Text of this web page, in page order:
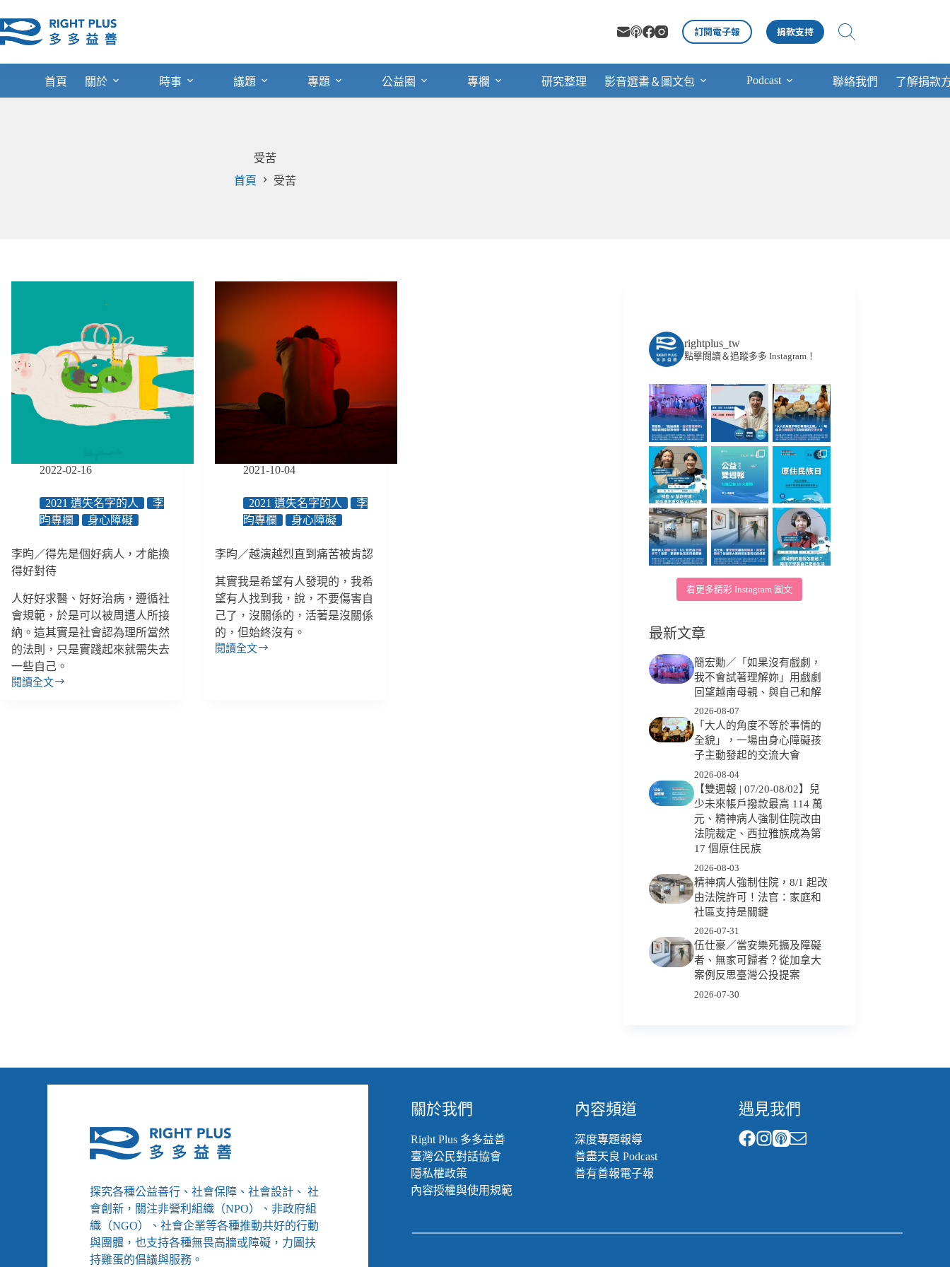
至
主
訂閱電子報 捐款支持
首頁 關於 時事 議題 專題 公益圈 專欄 研究整理 影音選書＆圖文包 Podcast 聯絡我們 了解捐款
受苦
首頁
受苦
2022-02-16
2021 遺失名字的人
李
昀專欄
身心障礙
李昀／得先是個好病人，才能換
得好對待
人好好求醫、好好治病，遵循社
會規範，於是可以被周遭人所接
納。這其實是社會認為理所當然
的法則，只是實踐起來就需失去
一些自己。
閱讀全文
李
2021-10-04
2021 遺失名字的人
李
昀專欄
身心障礙
李昀／越演越烈直到痛苦被肯認
其實我是希望有人發現的，我希
望有人找到我，說，不要傷害自
己了，沒關係的，活著是沒關係
的，但始終沒有。
閱讀全文
李
rightplus_tw
點擊閱讀＆追蹤多多 Instagram！
看更多精彩 Instagram 圖文
最新文章
簡宏勳／「如果沒有戲劇，
我不會試著理解妳」用戲劇
回望越南母親、與自己和解
2026-08-07
「大人的角度不等於事情的
全貌」，一場由身心障礙孩
子主動發起的交流大會
2026-08-04
【雙週報 | 07/20-08/02】兒
少未來帳戶撥款最高 114 萬
元、精神病人強制住院改由
法院裁定、西拉雅族成為第
17 個原住民族
2026-08-03
精神病人強制住院，8/1 起改
由法院許可！法官：家庭和
社區支持是關鍵
2026-07-31
伍仕豪／當安樂死擴及障礙
者、無家可歸者？從加拿大
案例反思臺灣公投提案
2026-07-30
探究各種公益善行、社會保障、社會設計、 社
會創新，關注非營利組織（NPO）、非政府組
織（NGO）、社會企業等各種推動共好的行動
與團體，也支持各種無畏高牆或障礙，力圖扶
持雞蛋的倡議與服務。
關於我們
Right Plus 多多益善
臺灣公民對話協會
隱私權政策
內容授權與使用規範
內容頻道
深度專題報導
善盡天良 Podcast
善有善報電子報
遇見我們